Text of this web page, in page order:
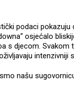
podaci pokazuju
osjećalo
s djecom. Svakom
intenzivniji
našu